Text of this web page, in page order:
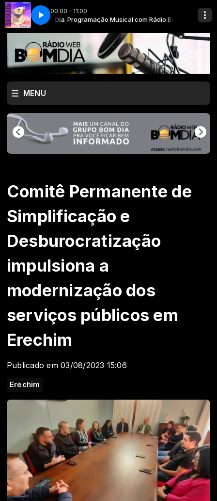
00:00 - 11:00
Rádio Bom Dia Programação Musical com Rádio Bom Dia
RADIO NUMERO 27
MENU
Comitê Permanente de
Simplificação e
Desburocratização
impulsiona a
modernização dos
serviços públicos em
Erechim
Publicado em 03/08/2023 15:06
Erechim